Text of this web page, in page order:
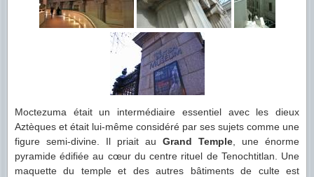
Moctezuma était un intermédiaire essentiel avec les dieux
Aztèques et était lui-même considéré par ses sujets comme une
figure semi-divine. Il priait au Grand Temple , une énorme
pyramide édifiée au cœur du centre rituel de Tenochtitlan. Une
maquette du temple et des autres bâtiments de culte est